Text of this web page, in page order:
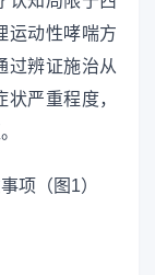
运动性哮喘方
过辨证施治从
严重程度，